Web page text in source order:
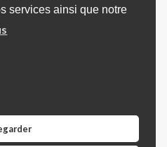
services ainsi que notre
d'ouverture
: Uniquement sur RDV